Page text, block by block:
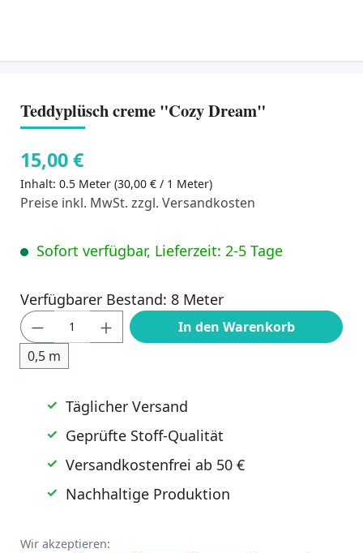
Teddyplüsch creme "Cozy Dream"
15,00 €
Inhalt: 0.5 Meter (30,00 € / 1 Meter)
Preise inkl. MwSt. zzgl. Versandkosten
Sofort verfügbar, Lieferzeit: 2-5 Tage
Verfügbarer Bestand: 8 Meter
Produkt Anzahl: Gib den gewünschten
0,5 m
In den Warenkorb
Täglicher Versand
Geprüfte Stoff-Qualität
Versandkostenfrei ab 50 €
Nachhaltige Produktion
Wir akzeptieren: